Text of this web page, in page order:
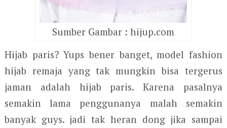
Sumber Gambar : hijup.com
Hijab paris? Yups bener banget, model fashion
hijab remaja yang tak mungkin bisa tergerus
jaman adalah hijab paris. Karena pasalnya
semakin lama penggunanya malah semakin
banyak guys. jadi tak heran dong jika sampai